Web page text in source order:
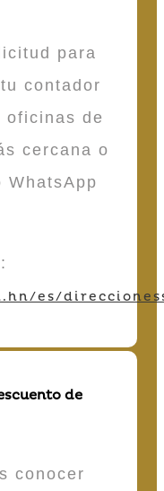
para
contador
oficinas de
cercana o
es/
de
conocer